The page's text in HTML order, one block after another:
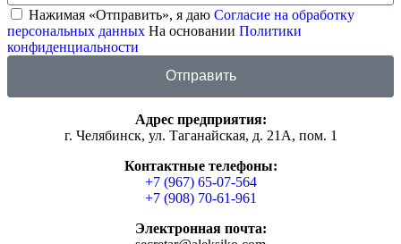
Нажимая «Отправить», я даю Согласие на обработку
персональных данных На основании Политики
конфиденциальности
Отправить
Адрес предприятия:
г. Челябинск, ул. Таганайская, д. 21А, пом. 1
Контактные телефоны:
+7 (967) 65-07-564
+7 (908) 70-61-961
Электронная почта: